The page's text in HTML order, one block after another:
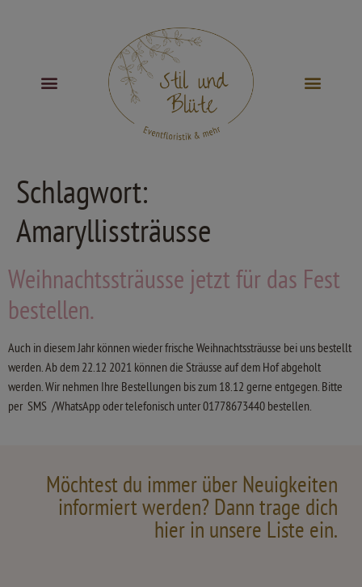
Schlagwort:
Amaryllissträusse
Weihnachtssträusse jetzt für das Fest
bestellen.
Auch in diesem Jahr können wieder frische Weihnachtssträusse bei uns bestellt
werden. Ab dem 22.12 2021 können die Sträusse auf dem Hof abgeholt
werden. Wir nehmen Ihre Bestellungen bis zum 18.12 gerne entgegen. Bitte
per SMS /WhatsApp oder telefonisch unter 01778673440 bestellen.
Möchtest du immer über Neuigkeiten
informiert werden? Dann trage dich
hier in unsere Liste ein.